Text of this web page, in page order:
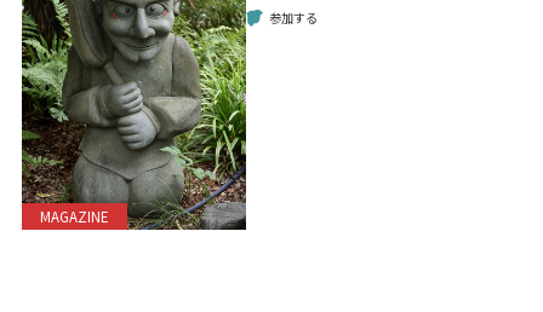
MAGAZINE
参加する